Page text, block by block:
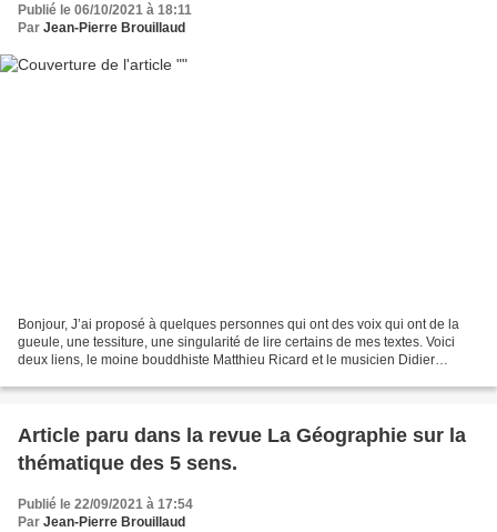
Publié le 06/10/2021 à 18:11
Par Jean-Pierre Brouillaud
Bonjour, J’ai proposé à quelques personnes qui ont des voix qui ont de la
gueule, une tessiture, une singularité de lire certains de mes textes. Voici
deux liens, le moine bouddhiste Matthieu Ricard et le musicien Didier
Article paru dans la revue La Géographie sur la
thématique des 5 sens.
Publié le 22/09/2021 à 17:54
Par Jean-Pierre Brouillaud